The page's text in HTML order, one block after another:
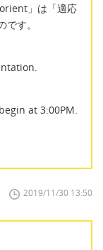
」は「適応
す。
at 3:00PM.
2019/11/30 13:50